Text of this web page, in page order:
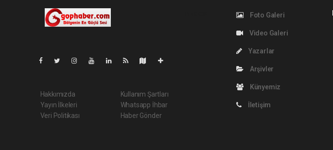
Hakkımızda
Yayın İlkeleri
Veri Politikası
Kullanım Şartları
Whatsapp İhbar
Haber Gönder
Foto Galeri
Video Galeri
Yazarlar
Arşivler
Künyemiz
İletişim